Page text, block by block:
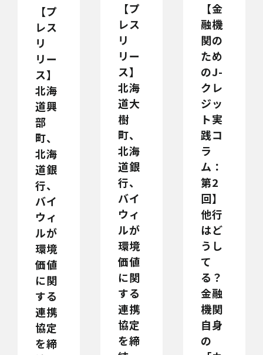
【プ
レス
リ
リー
ス】
北海
道興
部
町、
北海
道銀
行、
バイ
ウィ
ルが
環境
価値
に関
する
連携
協定
を締
【プ
レス
リ
リー
ス】
北海
道大
樹
町、
北海
道銀
行、
バイ
ウィ
ルが
環境
価値
に関
する
連携
協定
を締
【金
融機
関の
ため
のJ-
クレ
ジッ
ト実
践コ
ラ
ム：
第2
回】
他行
はど
うし
て
る？
金融
機関
自身
の